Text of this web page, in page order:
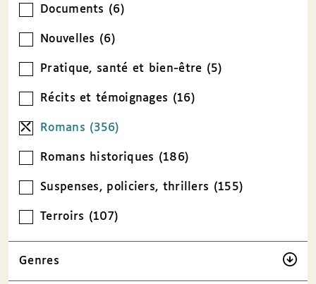
Documents (6)
Nouvelles (6)
Pratique, santé et bien-être (5)
Récits et témoignages (16)
Romans (356)
Romans historiques (186)
Suspenses, policiers, thrillers (155)
Terroirs (107)
Genres